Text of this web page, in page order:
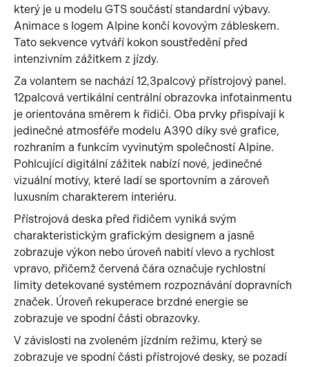
který je u modelu GTS součástí standardní výbavy.
Animace s logem Alpine končí kovovým zábleskem.
Tato sekvence vytváří kokon soustředění před
intenzivním zážitkem z jízdy.
Za volantem se nachází 12,3palcový přístrojový panel.
12palcová vertikální centrální obrazovka infotainmentu
je orientována směrem k řidiči. Oba prvky přispívají k
jedinečné atmosféře modelu A390 díky své grafice,
rozhraním a funkcím vyvinutým společností Alpine.
Pohlcující digitální zážitek nabízí nové, jedinečné
vizuální motivy, které ladí se sportovním a zároveň
luxusním charakterem interiéru.
Přístrojová deska před řidičem vyniká svým
charakteristickým grafickým designem a jasně
zobrazuje výkon nebo úroveň nabití vlevo a rychlost
vpravo, přičemž červená čára označuje rychlostní
limity detekované systémem rozpoznávání dopravních
značek. Úroveň rekuperace brzdné energie se
zobrazuje ve spodní části obrazovky.
V závislosti na zvoleném jízdním režimu, který se
zobrazuje ve spodní části přístrojové desky, se pozadí